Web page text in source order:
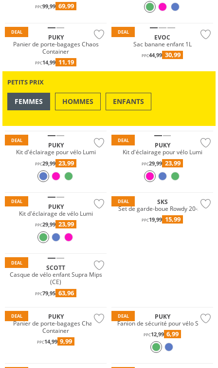
PPC99,99 69,99
DEAL
PUKY
Panier de porte-bagages Chaos
Container
PPC14,99 11,19
DEAL
EVOC
Sac banane enfant 1L
PPC44,99 30,99
PETITS PRIX
FEMMES HOMMES ENFANTS
DEAL
PUKY
Kit d'éclairage pour vélo Lumi
PPC29,99 23,99
DEAL
PUKY
Kit d'éclairage pour vélo Lumi
PPC29,99 23,99
DEAL
PUKY
Kit d'éclairage de vélo Lumi
PPC29,99 23,99
DEAL
SKS
Set de garde-boue Rowdy 20-24"
PPC19,99 15,99
DEAL
SCOTT
Casque de vélo enfant Supra Mips
(CE)
PPC79,95 63,96
DEAL
PUKY
Panier de porte-bagages Chaos
Container
PPC14,99 9,99
DEAL
PUKY
Fanion de sécurité pour vélo SW3
PPC12,99 6,99